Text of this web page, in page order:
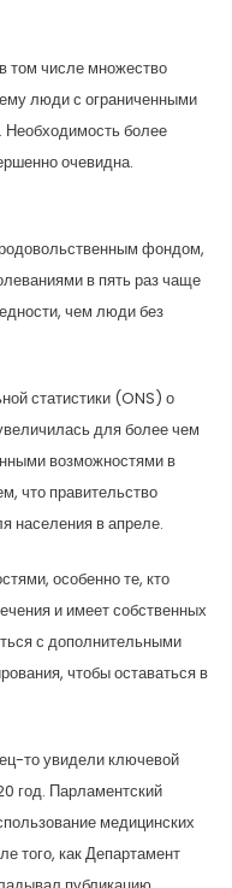
том числе множество
люди с ограниченными
более
очевидна.
фондом,
в пять раз чаще
чем люди без
статистики (ONS) о
для более чем
возможностями в
что правительство
населения в апреле.
особенно те, кто
и имеет собственных
с дополнительными
чтобы оставаться в
то увидели ключевой
год. Парламентский
медицинских
того, как Департамент